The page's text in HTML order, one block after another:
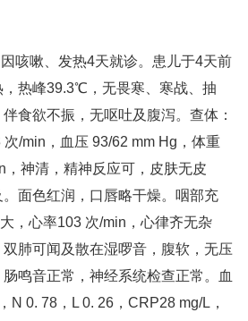
咳嗽、发热4天就诊。患儿于4天前
热峰39.3℃，无畏寒、寒战、抽
食欲不振，无呕吐及腹泻。查体：
/min，血压 93/62 mm Hg，体重
，神清，精神反应可，皮肤无皮
面色红润，口唇略干燥。咽部充
，心率103 次/min，心律齐无杂
肺可闻及散在湿啰音，腹软，无压
鸣音正常，神经系统检查正常。血
N 0. 78，L 0. 26，CRP28 mg/L，